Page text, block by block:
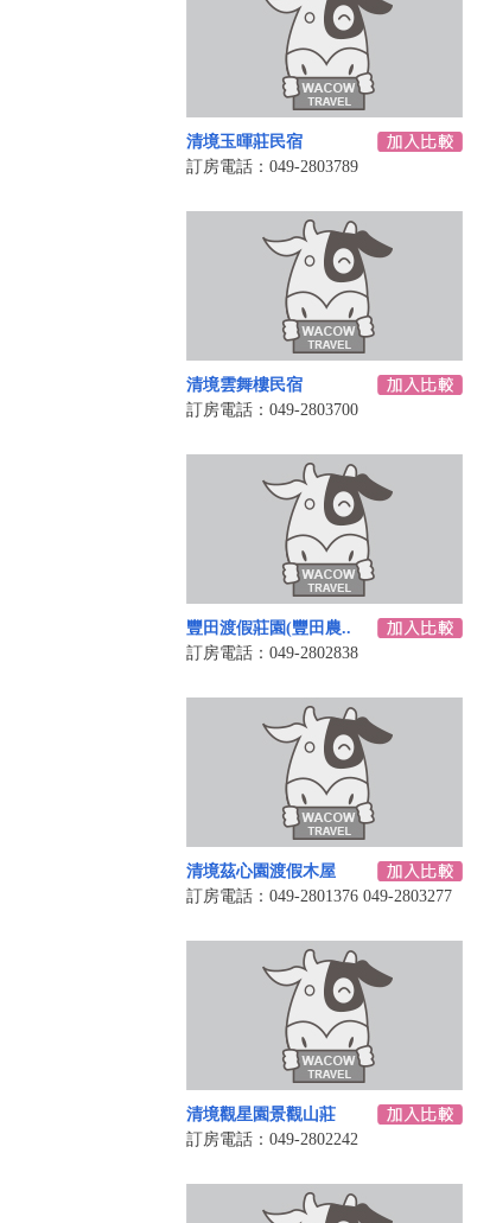
清境玉暉莊民宿
訂房電話：049-2803789
清境雲舞樓民宿
訂房電話：049-2803700
豐田渡假莊園(豐田農..
訂房電話：049-2802838
清境茲心園渡假木屋
訂房電話：049-2801376 049-2803277
清境觀星園景觀山莊
訂房電話：049-2802242